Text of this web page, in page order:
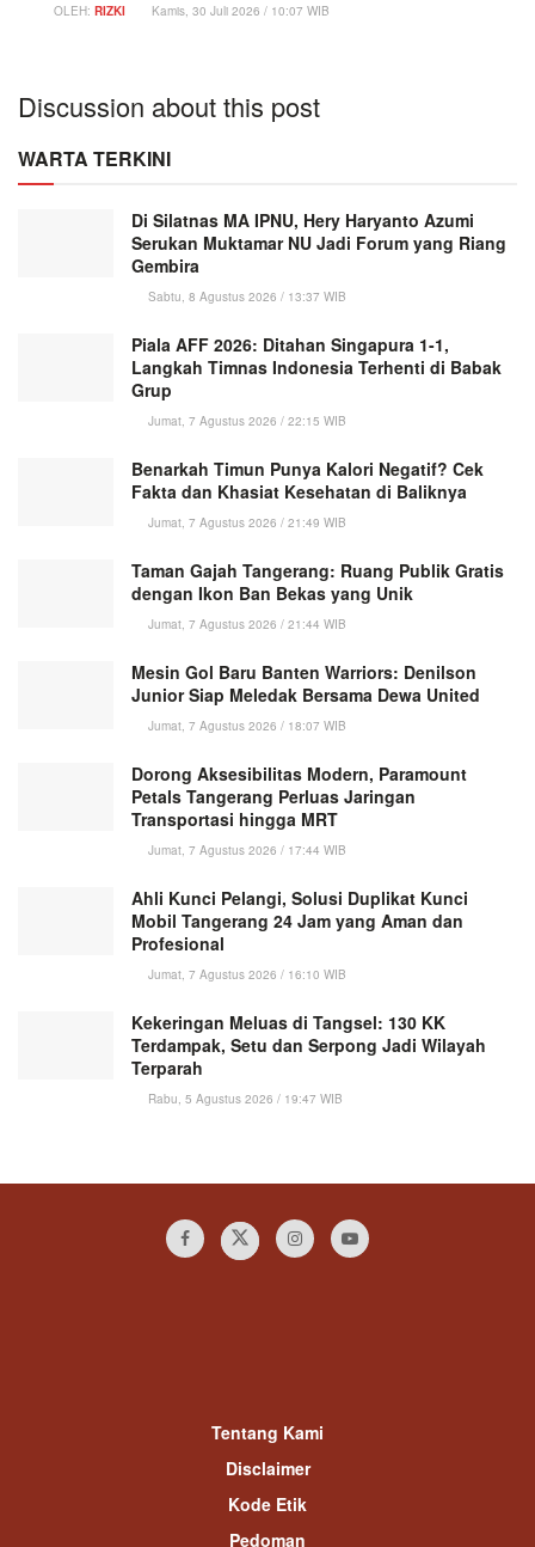
OLEH: RIZKI Kamis, 30 Juli 2026 / 10:07 WIB
Discussion about this post
WARTA TERKINI
Di Silatnas MA IPNU, Hery Haryanto Azumi
Serukan Muktamar NU Jadi Forum yang Riang
Gembira
Sabtu, 8 Agustus 2026 / 13:37 WIB
Piala AFF 2026: Ditahan Singapura 1-1,
Langkah Timnas Indonesia Terhenti di Babak
Grup
Jumat, 7 Agustus 2026 / 22:15 WIB
Benarkah Timun Punya Kalori Negatif? Cek
Fakta dan Khasiat Kesehatan di Baliknya
Jumat, 7 Agustus 2026 / 21:49 WIB
Taman Gajah Tangerang: Ruang Publik Gratis
dengan Ikon Ban Bekas yang Unik
Jumat, 7 Agustus 2026 / 21:44 WIB
Mesin Gol Baru Banten Warriors: Denilson
Junior Siap Meledak Bersama Dewa United
Jumat, 7 Agustus 2026 / 18:07 WIB
Dorong Aksesibilitas Modern, Paramount
Petals Tangerang Perluas Jaringan
Transportasi hingga MRT
Jumat, 7 Agustus 2026 / 17:44 WIB
Ahli Kunci Pelangi, Solusi Duplikat Kunci
Mobil Tangerang 24 Jam yang Aman dan
Profesional
Jumat, 7 Agustus 2026 / 16:10 WIB
Kekeringan Meluas di Tangsel: 130 KK
Terdampak, Setu dan Serpong Jadi Wilayah
Terparah
Rabu, 5 Agustus 2026 / 19:47 WIB
Tentang Kami
Disclaimer
Kode Etik
Pedoman